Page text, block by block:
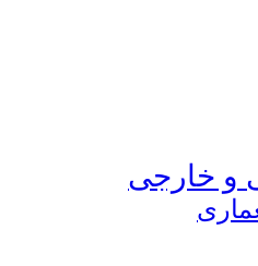
و خارجی